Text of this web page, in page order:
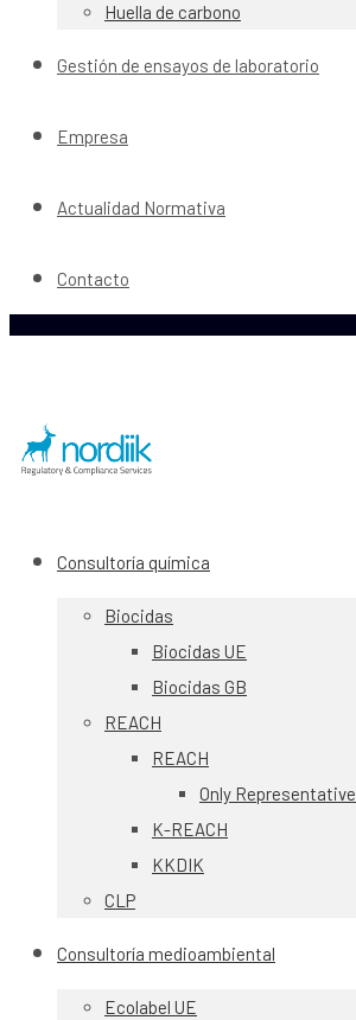
Huella de carbono
Gestión de ensayos de laboratorio
Empresa
Actualidad Normativa
Contacto
Consultoría química
Biocidas
Biocidas UE
Biocidas GB
REACH
REACH
Only Representative
K-REACH
KKDIK
CLP
Consultoría medioambiental
Ecolabel UE